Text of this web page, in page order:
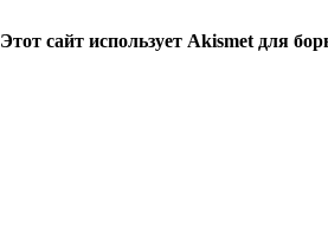
Этот сайт использует Akismet для